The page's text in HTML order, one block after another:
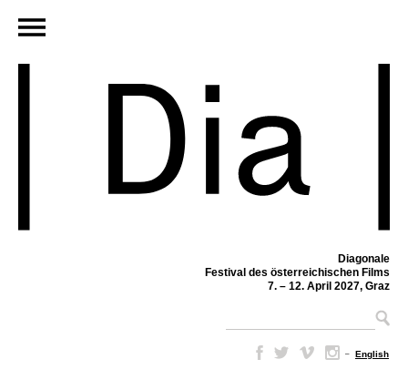
Diagonale
Festival des österreichischen Films
7. – 12. April 2027, Graz
– English